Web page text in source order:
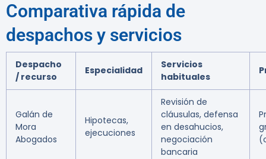
Comparativa rápida de
despachos y servicios
Despacho
/ recurso
Especialidad
Servicios
habituales
Galán de
Mora
Abogados
Hipotecas,
ejecuciones
Revisión de
cláusulas, defensa
en desahucios,
negociación
bancaria